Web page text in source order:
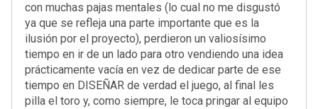
con muchas pajas mentales (lo cual no me disgustó
ya que se refleja una parte importante que es la
ilusión por el proyecto), perdieron un valiosísimo
tiempo en ir de un lado para otro vendiendo una idea
prácticamente vacía en vez de dedicar parte de ese
tiempo en DISEÑAR de verdad el juego, al final les
pilla el toro y, como siempre, le toca pringar al equipo